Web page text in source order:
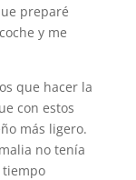
preparé
y me
que hacer la
con estos
más ligero.
no tenía
tiempo